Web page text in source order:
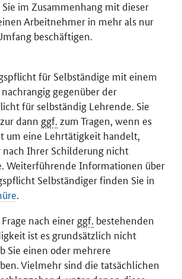
im Zusammenhang mit dieser
Arbeitnehmer in mehr als nur
beschäftigen.
für Selbständige mit einem
gegenüber der
für selbständig Lehrende. Sie
dann ggf. zum Tragen, wenn es
um eine Lehrtätigkeit handelt,
nach Ihrer Schilderung nicht
Weiterführende Informationen über
Selbständiger finden Sie in
.
nach einer ggf. bestehenden
ist es grundsätzlich nicht
Sie einen oder mehrere
Vielmehr sind die tatsächlichen